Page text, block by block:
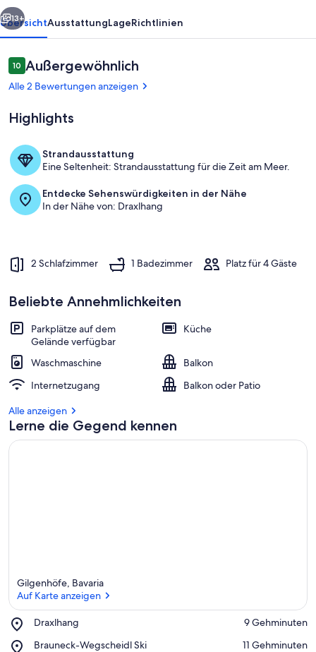
Urlaub
mit
Kinder
u.
Außenbereich
Weiter
13+
ÜbersichtAusstattungLageRichtlinien
Bewertungen
1010 von 10.
Außergewöhnlich
Alle 2 Bewertungen anzeigen
Highlights
Strandausstattung
Eine Seltenheit: Strandausstattung für die Zeit am Meer.
Entdecke Sehenswürdigkeiten in der Nähe
In der Nähe von: Draxlhang
2 Schlafzimmer 1 Badezimmer Platz für 4 Gäste
Beliebte Annehmlichkeiten
Parkplätze auf dem
Gelände verfügbar
Küche
Waschmaschine
Balkon
Internetzugang
Balkon oder Patio
Alle anzeigen
Lerne die Gegend kennen
Gilgenhöfe, Bavaria
Auf Karte anzeigen
Draxlhang
Place,
‪9 Gehminuten‬
Brauneck-Wegscheidl Ski
Place,
‪11 Gehminuten‬